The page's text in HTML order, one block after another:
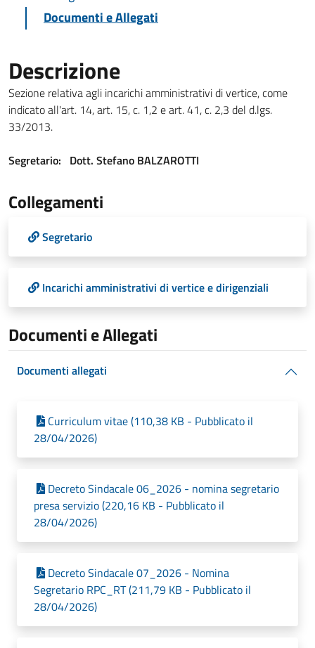
Documenti e Allegati
Descrizione
Sezione relativa agli incarichi amministrativi di vertice, come
indicato all'art. 14, art. 15, c. 1,2 e art. 41, c. 2,3 del d.lgs.
33/2013.
Segretario: Dott. Stefano BALZAROTTI
Collegamenti
Segretario
Incarichi amministrativi di vertice e dirigenziali
Documenti e Allegati
Documenti allegati
Curriculum vitae (110,38 KB - Pubblicato il
28/04/2026)
Decreto Sindacale 06_2026 - nomina segretario
presa servizio (220,16 KB - Pubblicato il
28/04/2026)
Decreto Sindacale 07_2026 - Nomina
Segretario RPC_RT (211,79 KB - Pubblicato il
28/04/2026)